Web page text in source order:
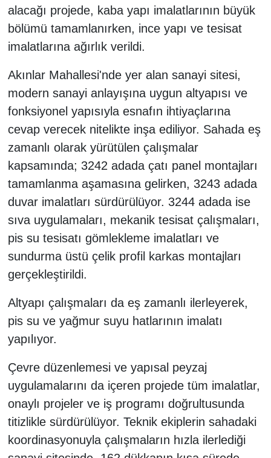
alacağı projede, kaba yapı imalatlarının büyük
bölümü tamamlanırken, ince yapı ve tesisat
imalatlarına ağırlık verildi.
Akınlar Mahallesi'nde yer alan sanayi sitesi,
modern sanayi anlayışına uygun altyapısı ve
fonksiyonel yapısıyla esnafın ihtiyaçlarına
cevap verecek nitelikte inşa ediliyor. Sahada eş
zamanlı olarak yürütülen çalışmalar
kapsamında; 3242 adada çatı panel montajları
tamamlanma aşamasına gelirken, 3243 adada
duvar imalatları sürdürülüyor. 3244 adada ise
sıva uygulamaları, mekanik tesisat çalışmaları,
pis su tesisatı gömlekleme imalatları ve
sundurma üstü çelik profil karkas montajları
gerçekleştirildi.
Altyapı çalışmaları da eş zamanlı ilerleyerek,
pis su ve yağmur suyu hatlarının imalatı
yapılıyor.
Çevre düzenlemesi ve yapısal peyzaj
uygulamalarını da içeren projede tüm imalatlar,
onaylı projeler ve iş programı doğrultusunda
titizlikle sürdürülüyor. Teknik ekiplerin sahadaki
koordinasyonuyla çalışmaların hızla ilerlediği